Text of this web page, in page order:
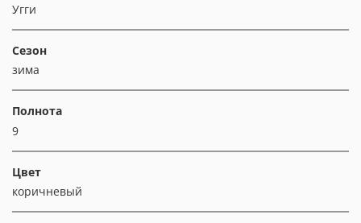
Угги
Сезон
зима
Полнота
9
Цвет
коричневый